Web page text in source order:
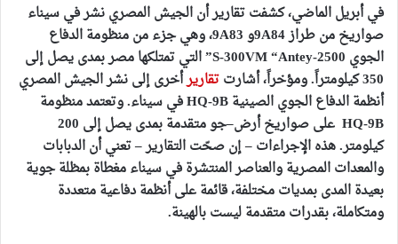
في أبريل الماضي، كشفت تقارير أن الجيش المصري نشر في سيناء
صواريخ من طراز 9A84و 9A83، وهي
جزء من منظومة الدفاع
الجوي S-300VM “Antey-2500” التي تمتلكها مصر بمدى يصل إلى
350 كيلومتراً
. ومؤخراً، أشارتتقاريرأخرى إلى نشر الجيش المصري
أنظمة الدفاع الجوي الصينية HQ-9B في سيناء.
وتعتمد منظومة
HQ-9B على صواريخ أرض–جو متقدمة بمدى يصل إلى 200
كيلومتر.هذه الإجراءات – إن صحّت التقارير – تعني أن الدبابات
والمعدات المصرية والعناصر المنتشرة في سيناء مغطاة بمظلة جوية
بعيدة المدى بمديات مختلفة، قائمة على أنظمة دفاعية متعددة
ومتكاملة، بقدرات متقدمة ليست بالهينة.